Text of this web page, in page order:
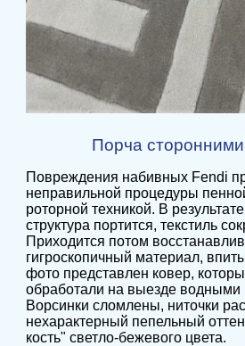
Порча
Повреждения набивных Fendi
неправильной процедуры
роторной техникой. В
структура портится, текстиль
Приходится потом
гигроскопичный материал,
фото представлен ковер,
обработали на выезде водными
Ворсинки сломлены, ниточки
нехарактерный пепельный
кость" светло-бежевого цвета.